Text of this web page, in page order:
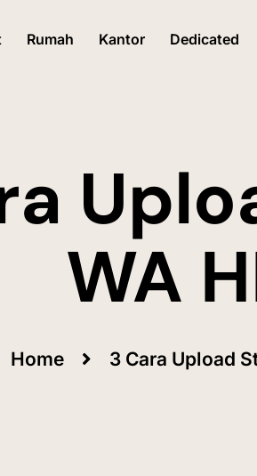
Rumah Kantor Dedicated
WA
Home 3 Cara Upload